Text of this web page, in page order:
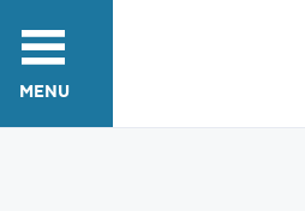
MENU